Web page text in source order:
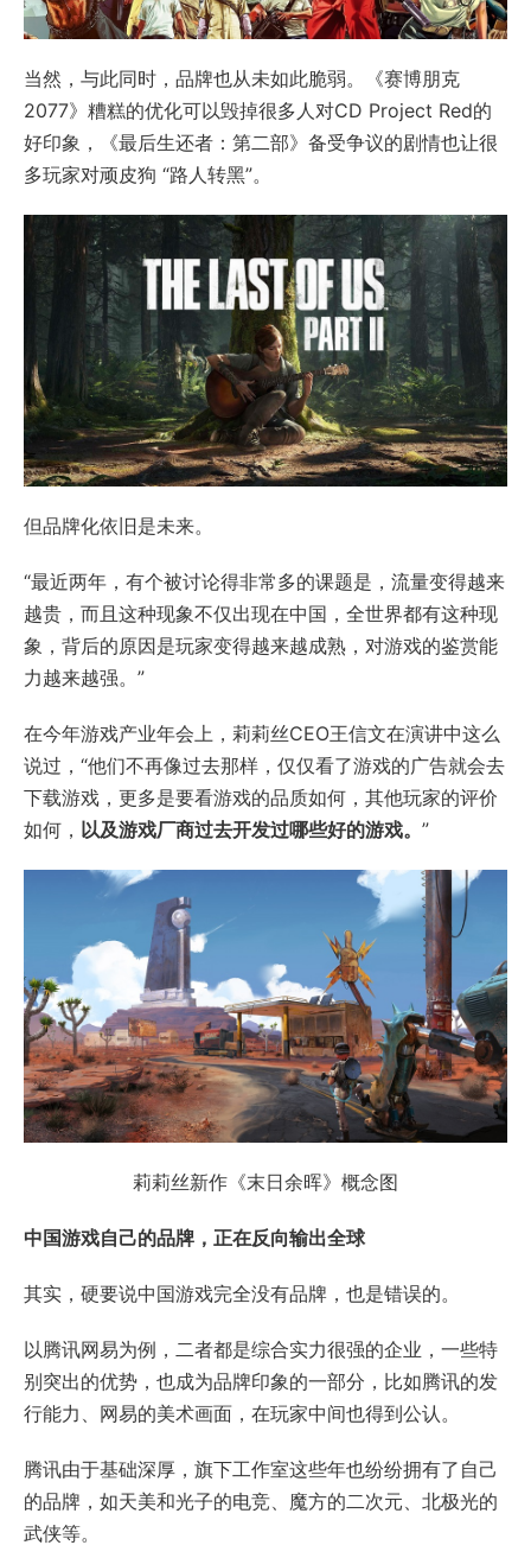
当然，与此同时，品牌也从未如此脆弱。《赛博朋克
2077》糟糕的优化可以毁掉很多人对CD Project Red的
好印象，《最后生还者：第二部》备受争议的剧情也让很
多玩家对顽皮狗 “路人转黑”。
但品牌化依旧是未来。
“最近两年，有个被讨论得非常多的课题是，流量变得越来
越贵，而且这种现象不仅出现在中国，全世界都有这种现
象，背后的原因是玩家变得越来越成熟，对游戏的鉴赏能
力越来越强。”
在今年游戏产业年会上，莉莉丝CEO王信文在演讲中这么
说过，“他们不再像过去那样，仅仅看了游戏的广告就会去
下载游戏，更多是要看游戏的品质如何，其他玩家的评价
如何， 以及游戏厂商过去开发过哪些好的游戏。 ”
莉莉丝新作《末日余晖》概念图
中国游戏自己的品牌，正在反向输出全球
其实，硬要说中国游戏完全没有品牌，也是错误的。
以腾讯网易为例，二者都是综合实力很强的企业，一些特
别突出的优势，也成为品牌印象的一部分，比如腾讯的发
行能力、网易的美术画面，在玩家中间也得到公认。
腾讯由于基础深厚，旗下工作室这些年也纷纷拥有了自己
的品牌，如天美和光子的电竞、魔方的二次元、北极光的
武侠等。